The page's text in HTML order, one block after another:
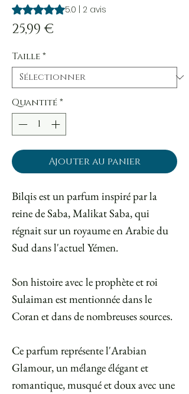
La note est de 5.0 sur cinq étoiles selon 2
5.0 | 2 avis
25,99 €
Taille*
Quantité*
Ajouter au panier
Bilqis est un parfum inspiré par la
reine de Saba, Malikat Saba, qui
régnait sur un royaume en Arabie du
Sud dans l'actuel Yémen.
Son histoire avec le prophète et roi
Sulaiman est mentionnée dans le
Coran et dans de nombreuses sources.
Ce parfum représente l'Arabian
Glamour, un mélange élégant et
romantique, musqué et doux avec une